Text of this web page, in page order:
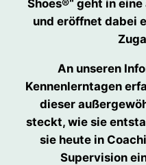
Shoes®“ geht in
und eröffnet dabei
An unseren
Kennenlerntagen
dieser
steckt, wie sie
sie heute in
Supervision